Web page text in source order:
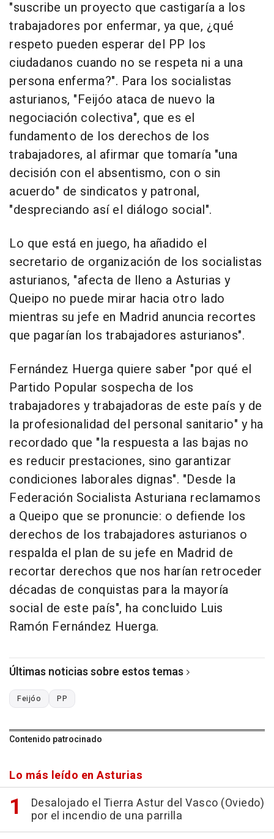
"suscribe un proyecto que castigaría a los
trabajadores por enfermar, ya que, ¿qué
respeto pueden esperar del PP los
ciudadanos cuando no se respeta ni a una
persona enferma?". Para los socialistas
asturianos, "Feijóo ataca de nuevo la
negociación colectiva", que es el
fundamento de los derechos de los
trabajadores, al afirmar que tomaría "una
decisión con el absentismo, con o sin
acuerdo" de sindicatos y patronal,
"despreciando así el diálogo social".
Lo que está en juego, ha añadido el
secretario de organización de los socialistas
asturianos, "afecta de lleno a Asturias y
Queipo no puede mirar hacia otro lado
mientras su jefe en Madrid anuncia recortes
que pagarían los trabajadores asturianos".
Fernández Huerga quiere saber "por qué el
Partido Popular sospecha de los
trabajadores y trabajadoras de este país y de
la profesionalidad del personal sanitario" y ha
recordado que "la respuesta a las bajas no
es reducir prestaciones, sino garantizar
condiciones laborales dignas". "Desde la
Federación Socialista Asturiana reclamamos
a Queipo que se pronuncie: o defiende los
derechos de los trabajadores asturianos o
respalda el plan de su jefe en Madrid de
recortar derechos que nos harían retroceder
décadas de conquistas para la mayoría
social de este país", ha concluido Luis
Ramón Fernández Huerga.
Últimas noticias sobre estos temas
Feijóo PP
Contenido patrocinado
Lo más leído en Asturias
Desalojado el Tierra Astur del Vasco (Oviedo)
por el incendio de una parrilla